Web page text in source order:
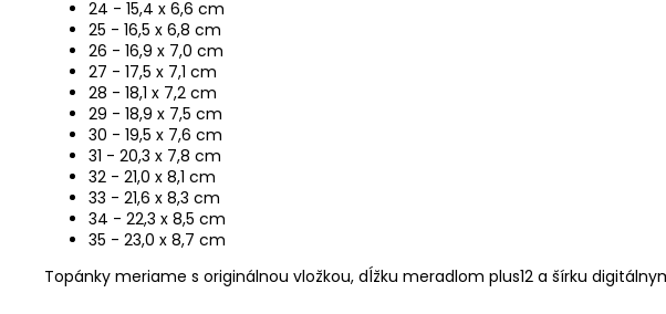
24 - 15,4 x 6,6 cm
25 - 16,5 x 6,8 cm
26 - 16,9 x 7,0 cm
27 - 17,5 x 7,1 cm
28 - 18,1 x 7,2 cm
29 - 18,9 x 7,5 cm
30 - 19,5 x 7,6 cm
31 - 20,3 x 7,8 cm
32 - 21,0 x 8,1 cm
33 - 21,6 x 8,3 cm
34 - 22,3 x 8,5 cm
35 - 23,0 x 8,7 cm
Topánky meriame s originálnou vložkou, dĺžku meradlom plus12 a šírku